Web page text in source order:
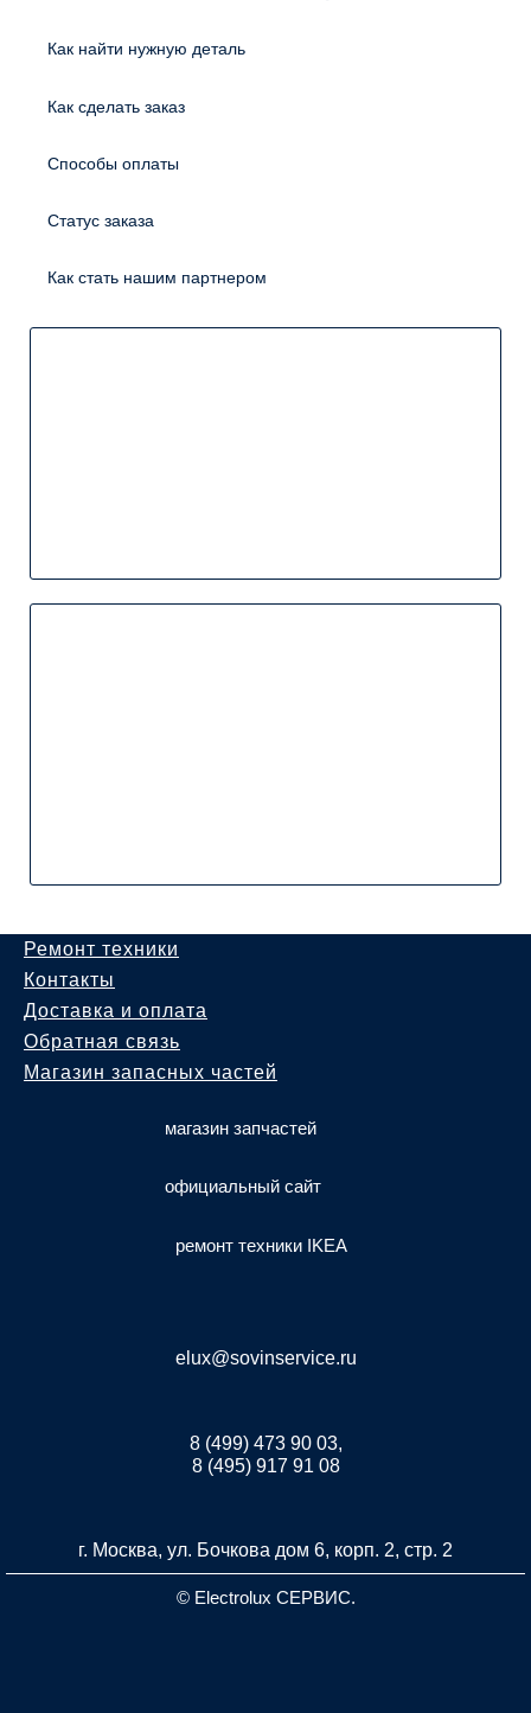
Как найти нужную деталь
Как сделать заказ
Способы оплаты
Статус заказа
Как стать нашим партнером
Ремонт техники
Контакты
Доставка и оплата
Обратная связь
Магазин запасных частей
магазин запчастей
официальный сайт
ремонт техники IKEA
elux@sovinservice.ru
8 (499) 473 90 03,
8 (495) 917 91 08
г. Москва, ул. Бочкова дом 6, корп. 2, стр. 2
© Electrolux СЕРВИС.